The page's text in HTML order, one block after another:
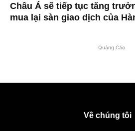
Châu Á sẽ tiếp tục tăng
mua lại sàn giao dịch của
Quảng Cáo
Về chúng tôi